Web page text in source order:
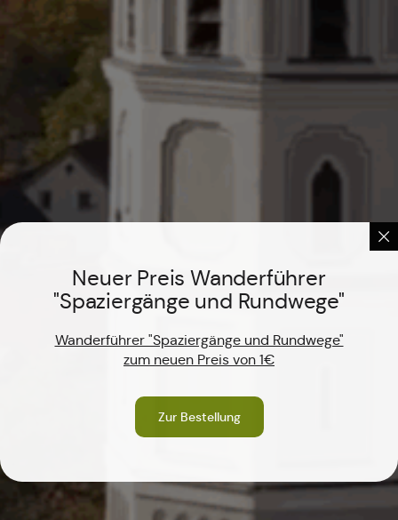
Neuer Preis Wanderführer
"Spaziergänge und Rundwege"
Wanderführer "Spaziergänge und Rundwege"
zum neuen Preis von 1€
Zur Bestellung